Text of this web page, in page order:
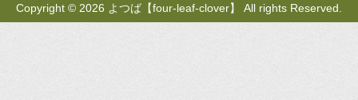
Copyright © 2026 よつば【four-leaf-clover】 All rights Reserved.